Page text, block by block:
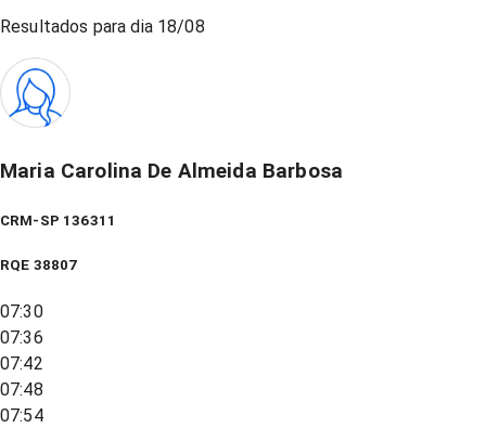
Resultados para dia 18/08
Maria Carolina De Almeida Barbosa
CRM-SP 136311
RQE 38807
07:30
07:36
07:42
07:48
07:54